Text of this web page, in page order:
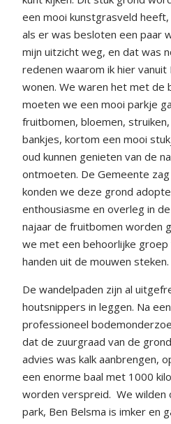
een mooi kunstgrasveld
als er was besloten een paar
mijn uitzicht weg, en dat was
redenen waarom ik hier
wonen. We waren het met de
moeten we een mooi parkje
fruitbomen, bloemen,
bankjes, kortom een mooi
oud kunnen genieten van de
ontmoeten. De Gemeente
konden we deze grond
enthousiasme en overleg in
najaar de fruitbomen worden
we met een behoorlijke groep
handen uit de mouwen steken.
De wandelpaden zijn al
houtsnippers in leggen. Na
professioneel
dat de zuurgraad van de
advies was kalk aanbrengen,
een enorme baal met 1000
worden verspreid. We wilden
park, Ben Belsma is imker en